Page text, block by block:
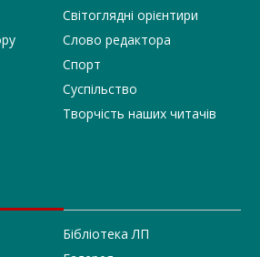
Світоглядні орієнтири
Слово редактора
Спорт
Суспільство
Творчість наших читачів
Бібліотека ЛП